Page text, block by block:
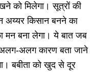
को मिलेगा। सूत्रों की
अय्यर किसान बनने का
मन बना लेगा। ये बात जब
अलग-अलग कारण बता जाने
बबीता को खुद से दूर